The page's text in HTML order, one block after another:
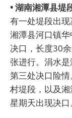
• 湖南湘潭县堤
有一处堤段出
湘潭县河口镇
决口，长度30
张进行。涓水
第三处决口险
村堤段，以及
星期天出现决口